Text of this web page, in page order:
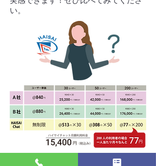
い。
例えば200人の利用者の場合、一